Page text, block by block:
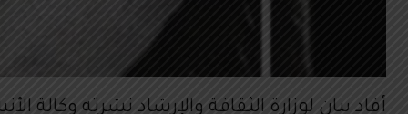
أفاد بيان لوزارة الثقافة والإرشاد نشرته وكالة